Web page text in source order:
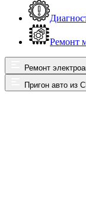
Ремонт
Ремонт
Пригон авто из